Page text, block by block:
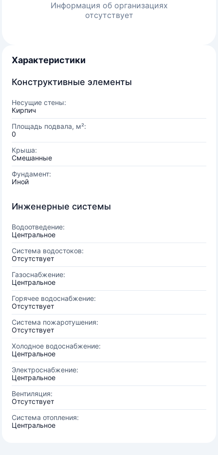
Информация об организациях
отсутствует
Характеристики
Конструктивные элементы
Несущие стены:
Кирпич
Площадь подвала, м²:
0
Крыша:
Смешанные
Фундамент:
Иной
Инженерные системы
Водоотведение:
Центральное
Система водостоков:
Отсутствует
Газоснабжение:
Центральное
Горячее водоснабжение:
Отсутствует
Система пожаротушения:
Отсутствует
Холодное водоснабжение:
Центральное
Электроснабжение:
Центральное
Вентиляция:
Отсутствует
Система отопления:
Центральное